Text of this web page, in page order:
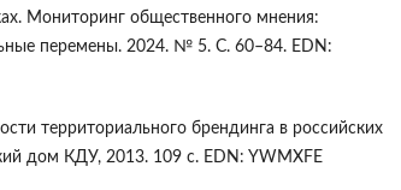
Мониторинг общественного мнения:
перемены. 2024. № 5. С. 60–84. EDN:
территориального брендинга в российских
дом КДУ, 2013. 109 с. EDN: YWMXFE